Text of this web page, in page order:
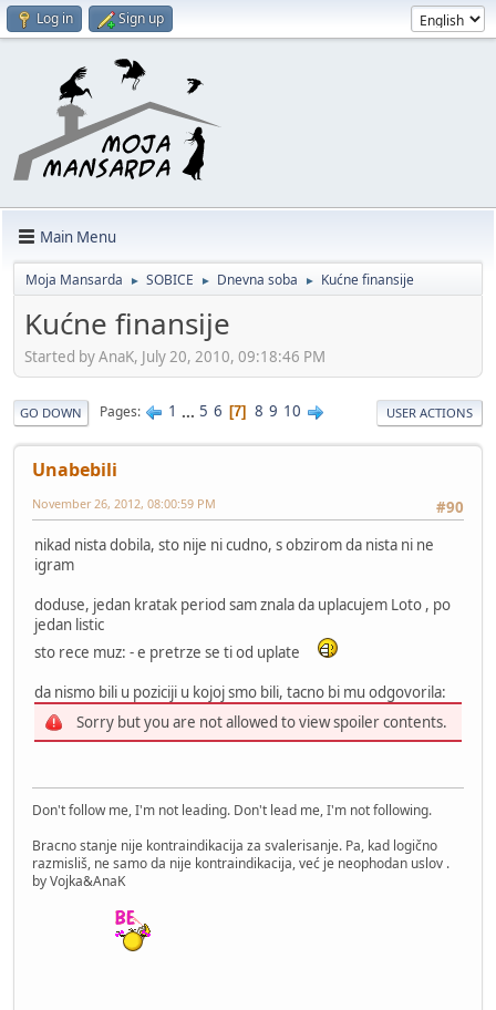
Log in Sign up
Main Menu
Moja Mansarda ► SOBICE ► Dnevna soba ► Kućne finansije
Kućne finansije
Started by AnaK, July 20, 2010, 09:18:46 PM
GO DOWN Pages 1 ... 5 6 7 8 9 10 USER ACTIONS
Unabebili
#90
November 26, 2012, 08:00:59 PM
nikad nista dobila, sto nije ni cudno, s obzirom da nista ni ne
igram
doduse, jedan kratak period sam znala da uplacujem Loto , po
jedan listic
sto rece muz: - e pretrze se ti od uplate
da nismo bili u poziciji u kojoj smo bili, tacno bi mu odgovorila:
Sorry but you are not allowed to view spoiler contents.
Don't follow me, I'm not leading. Don't lead me, I'm not following.
Bracno stanje nije kontraindikacija za svalerisanje. Pa, kad logično
razmisliš, ne samo da nije kontraindikacija, već je neophodan uslov .
by Vojka&AnaK